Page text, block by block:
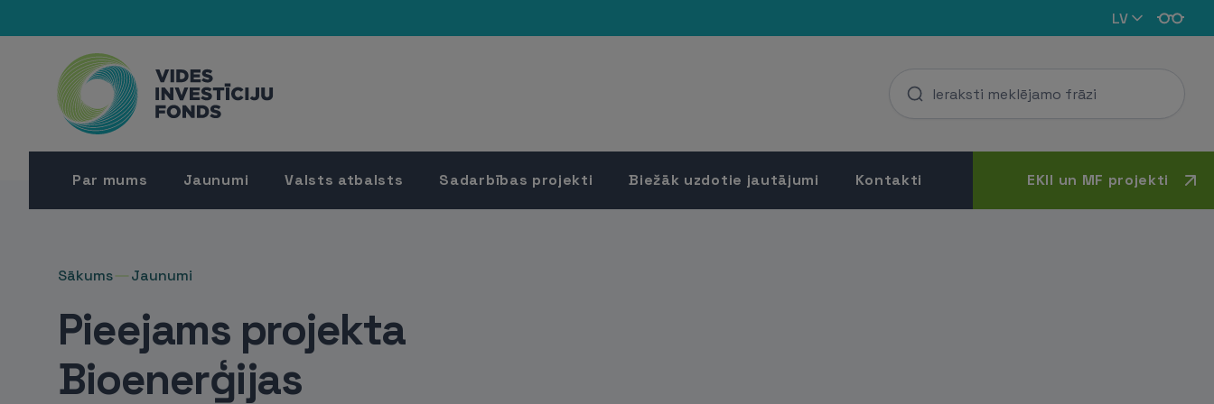
LV
Par mums Jaunumi Valsts atbalsts Sadarbības projekti Biežāk uzdotie jautājumi Kontakti EKII un MF projekti
Sākums Jaunumi
Pieejams projekta
Bioenerģijas